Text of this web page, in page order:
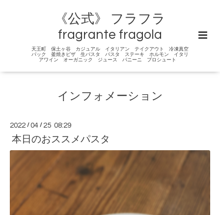
《公式》 フラフラ
fragrante fragola
天王町 保土ヶ谷 カジュアル イタリアン テイクアウト 冷凍真空
パック 釜焼きピザ 生パスタ パスタ ステーキ ホルモン イタリ
アワイン オーガニック ジュース パニーニ プロシュート
インフォメーション
2022 /04 / 25 08:29
本日のおススメパスタ